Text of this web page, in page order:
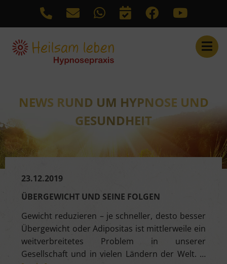
Anrufen: +4977252156
Link auf KontaktLink zu WhatsApp
Link auf TermineLink zu Facebook
NEWS RUND UM HYPNOSE UND
GESUNDHEIT
23.12.2019
ÜBERGEWICHT UND SEINE FOLGEN
Gewicht reduzieren – je schneller, desto besser
Übergewicht oder Adipositas ist mittlerweile ein
weitverbreitetes Problem in unserer
Gesellschaft und in vielen Ländern der Welt. …